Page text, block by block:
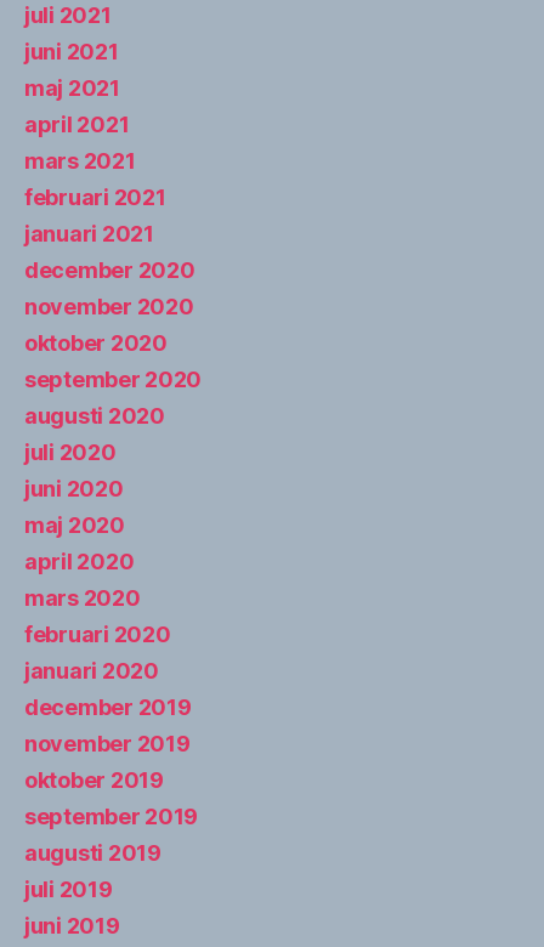
juli 2021
juni 2021
maj 2021
april 2021
mars 2021
februari 2021
januari 2021
december 2020
november 2020
oktober 2020
september 2020
augusti 2020
juli 2020
juni 2020
maj 2020
april 2020
mars 2020
februari 2020
januari 2020
december 2019
november 2019
oktober 2019
september 2019
augusti 2019
juli 2019
juni 2019